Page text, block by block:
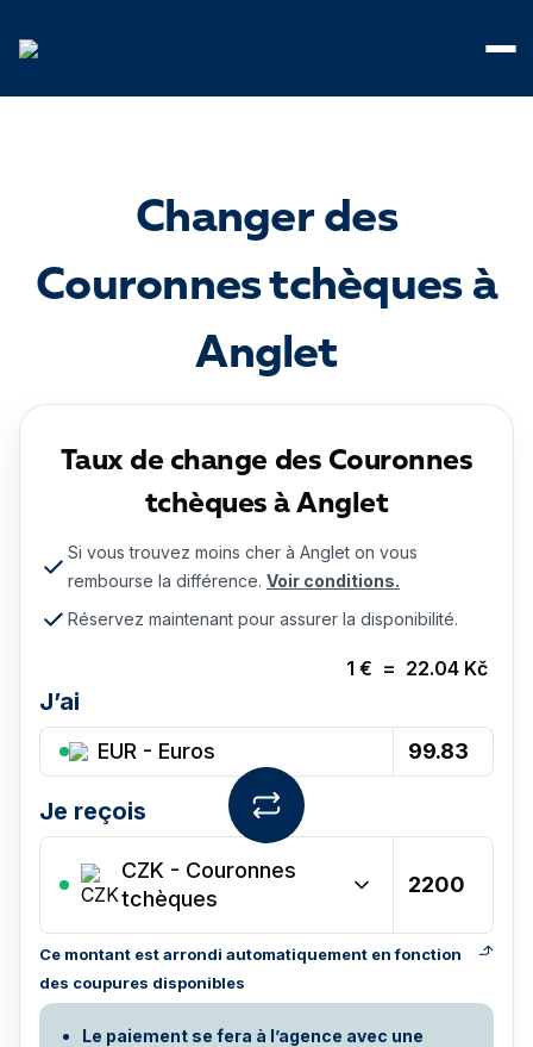
Changer des
Couronnes tchèques à
Anglet
Taux de change des Couronnes
tchèques à Anglet
Si vous trouvez moins cher à Anglet on vous
rembourse la différence. Voir conditions.
Réservez maintenant pour assurer la disponibilité.
1 € = 22.04 Kč
J’ai
EUR - Euros
Je reçois
CZK - Couronnes
tchèques
Ce montant est arrondi automatiquement en fonction
des coupures disponibles
Le paiement se fera à l’agence avec une